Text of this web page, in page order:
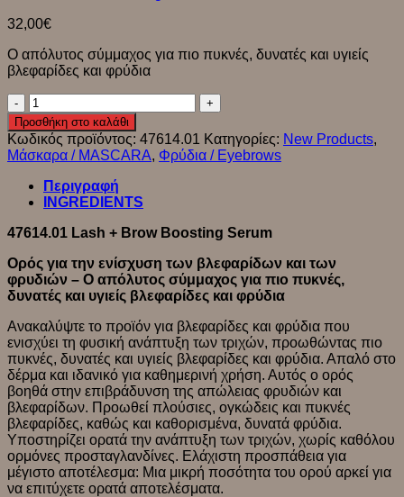
32,00€
Ο απόλυτος σύμμαχος για πιο πυκνές, δυνατές και υγιείς
βλεφαρίδες και φρύδια
Lash
+
Brow
Boosting
Serum
Malu
Wilz
ποσότητα
Προσθήκη στο καλάθι
Κωδικός προϊόντος: 47614.01 Κατηγορίες: New Products,
Μάσκαρα / MASCARA, Φρύδια / Eyebrows
Περιγραφή
INGREDIENTS
47614.01 Lash + Brow Boosting Serum
Ορός για την ενίσχυση των βλεφαρίδων και των
φρυδιών – Ο απόλυτος σύμμαχος για πιο πυκνές,
δυνατές και υγιείς βλεφαρίδες και φρύδια
Ανακαλύψτε το προϊόν για βλεφαρίδες και φρύδια που
ενισχύει τη φυσική ανάπτυξη των τριχών, προωθώντας πιο
πυκνές, δυνατές και υγιείς βλεφαρίδες και φρύδια. Απαλό στο
δέρμα και ιδανικό για καθημερινή χρήση. Αυτός ο ορός
βοηθά στην επιβράδυνση της απώλειας φρυδιών και
βλεφαρίδων. Προωθεί πλούσιες, ογκώδεις και πυκνές
βλεφαρίδες, καθώς και καθορισμένα, δυνατά φρύδια.
Υποστηρίζει ορατά την ανάπτυξη των τριχών, χωρίς καθόλου
ορμόνες προσταγλανδίνες. Ελάχιστη προσπάθεια για
μέγιστο αποτέλεσμα: Μια μικρή ποσότητα του ορού αρκεί για
να επιτύχετε ορατά αποτελέσματα.